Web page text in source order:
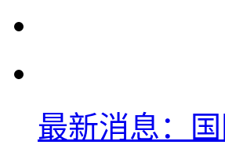
最新消息：